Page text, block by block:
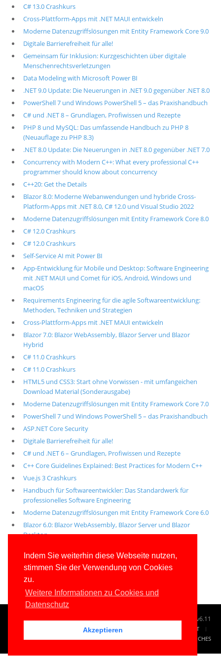
Indem Sie weiterhin diese Webseite nutzen,
stimmen Sie der Verwendung von Cookies
zu.
Weitere Informationen zu Cookies und
Datenschutz
Akzeptieren
C# 13.0 Crashkurs
Cross-Plattform-Apps mit .NET MAUI entwickeln
Moderne Datenzugriffslösungen mit Entity Framework Core 9.0
Digitale Barrierefreiheit für alle!
Gemeinsam für Inklusion: Kurzgeschichten über digitale
Menschenrechtsverletzungen
Data Modeling with Microsoft Power BI
.NET 9.0 Update: Die Neuerungen in .NET 9.0 gegenüber .NET 8.0
PowerShell 7 und Windows PowerShell 5 – das Praxishandbuch
C# und .NET 8 – Grundlagen, Profiwissen und Rezepte
PHP 8 und MySQL: Das umfassende Handbuch zu PHP 8
(Neuauflage zu PHP 8.3)
.NET 8.0 Update: Die Neuerungen in .NET 8.0 gegenüber .NET 7.0
Concurrency with Modern C++: What every professional C++
programmer should know about concurrency
C++20: Get the Details
Blazor 8.0: Moderne Webanwendungen und hybride Cross-
Platform-Apps mit .NET 8.0, C# 12.0 und Visual Studio 2022
Moderne Datenzugriffslösungen mit Entity Framework Core 8.0
C# 12.0 Crashkurs
C# 12.0 Crashkurs
Self-Service AI mit Power BI
App-Entwicklung für Mobile und Desktop: Software Engineering
mit .NET MAUI und Comet für iOS, Android, Windows und
macOS
Requirements Engineering für die agile Softwareentwicklung:
Methoden, Techniken und Strategien
Cross-Plattform-Apps mit .NET MAUI entwickeln
Blazor 7.0: Blazor WebAssembly, Blazor Server und Blazor
Hybrid
C# 11.0 Crashkurs
C# 11.0 Crashkurs
HTML5 und CSS3: Start ohne Vorwissen - mit umfangeichen
Download Material (Sonderausgabe)
Moderne Datenzugriffslösungen mit Entity Framework Core 7.0
PowerShell 7 und Windows PowerShell 5 – das Praxishandbuch
ASP.NET Core Security
Digitale Barrierefreiheit für alle!
C# und .NET 6 – Grundlagen, Profiwissen und Rezepte
C++ Core Guidelines Explained: Best Practices for Modern C++
Vue.js 3 Crashkurs
Handbuch für Softwareentwickler: Das Standardwerk für
professionelles Software Engineering
Moderne Datenzugriffslösungen mit Entity Framework Core 6.0
Blazor 6.0: Blazor WebAssembly, Blazor Server und Blazor
Desktop
Alle unsere aktuellen Fachbücher
E-Book-Abo für ab 99 Euro im Jahr
© 1996-2026www.IT-Visions.de-Dr. Holger Schwichtenberg v6.11
TAG CLOUD
KONTAKT
IMPRESSUM
RECHTLICHES